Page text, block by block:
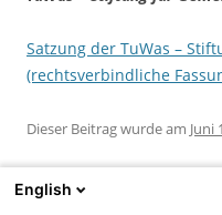
Satzung der TuWas –
(rechtsverbindliche
Dieser Beitrag wurde am Juni
English